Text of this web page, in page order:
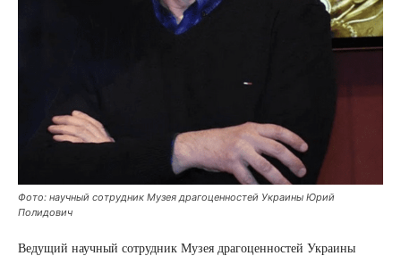
Фото: научный сотрудник Музея драгоценностей Украины Юрий
Полидович
Ведущий научный сотрудник Музея драгоценностей Украины